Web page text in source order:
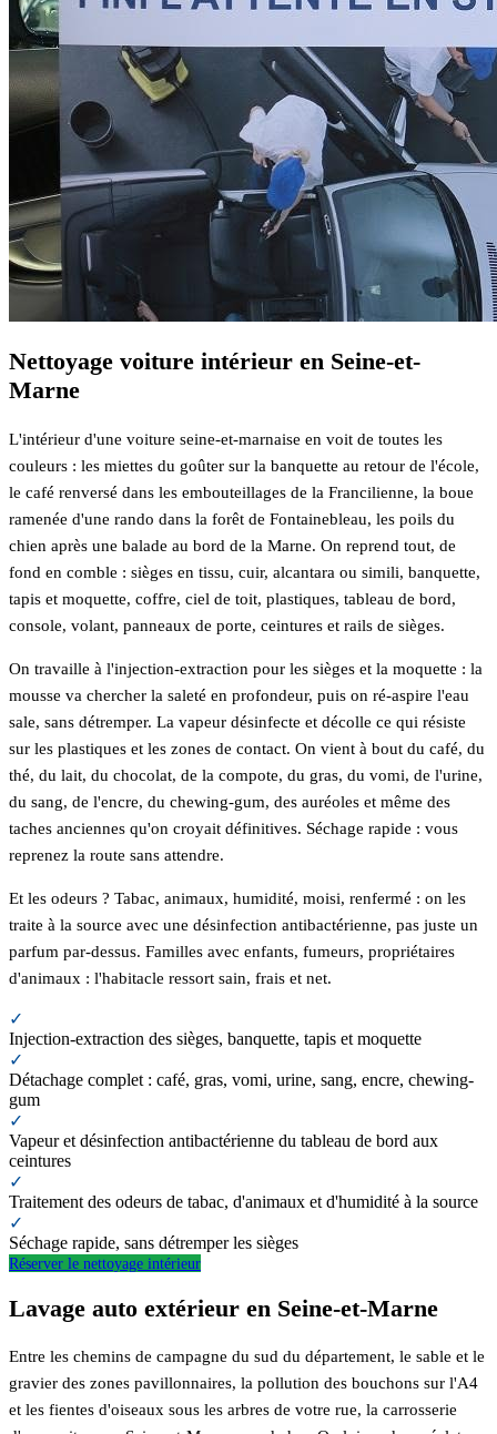
Nettoyage voiture intérieur en Seine-et-
Marne
L'intérieur d'une voiture seine-et-marnaise en voit de toutes les
couleurs : les miettes du goûter sur la banquette au retour de l'école,
le café renversé dans les embouteillages de la Francilienne, la boue
ramenée d'une rando dans la forêt de Fontainebleau, les poils du
chien après une balade au bord de la Marne. On reprend tout, de
fond en comble : sièges en tissu, cuir, alcantara ou simili, banquette,
tapis et moquette, coffre, ciel de toit, plastiques, tableau de bord,
console, volant, panneaux de porte, ceintures et rails de sièges.
On travaille à l'injection-extraction pour les sièges et la moquette : la
mousse va chercher la saleté en profondeur, puis on ré-aspire l'eau
sale, sans détremper. La vapeur désinfecte et décolle ce qui résiste
sur les plastiques et les zones de contact. On vient à bout du café, du
thé, du lait, du chocolat, de la compote, du gras, du vomi, de l'urine,
du sang, de l'encre, du chewing-gum, des auréoles et même des
taches anciennes qu'on croyait définitives. Séchage rapide : vous
reprenez la route sans attendre.
Et les odeurs ? Tabac, animaux, humidité, moisi, renfermé : on les
traite à la source avec une désinfection antibactérienne, pas juste un
parfum par-dessus. Familles avec enfants, fumeurs, propriétaires
d'animaux : l'habitacle ressort sain, frais et net.
✓
Injection-extraction des sièges, banquette, tapis et moquette
✓
Détachage complet : café, gras, vomi, urine, sang, encre, chewing-
gum
✓
Vapeur et désinfection antibactérienne du tableau de bord aux
ceintures
✓
Traitement des odeurs de tabac, d'animaux et d'humidité à la source
✓
Séchage rapide, sans détremper les sièges
Réserver le nettoyage intérieur
Lavage auto extérieur en Seine-et-Marne
Entre les chemins de campagne du sud du département, le sable et le
gravier des zones pavillonnaires, la pollution des bouchons sur l'A4
et les fientes d'oiseaux sous les arbres de votre rue, la carrosserie